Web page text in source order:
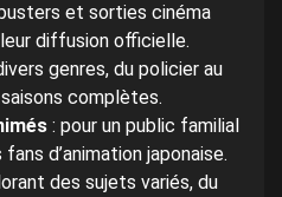
et sorties cinéma
diffusion officielle.
genres, du policier au
complètes.
: pour un public familial
d’animation japonaise.
des sujets variés, du